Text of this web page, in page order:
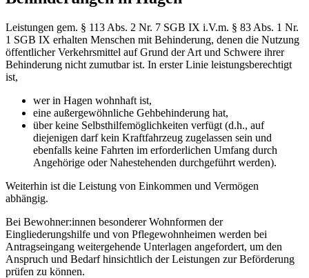
Leistungen gem. § 113 Abs. 2 Nr. 7 SGB IX i.V.m. § 83 Abs. 1 Nr.
1 SGB IX erhalten Menschen mit Behinderung, denen die Nutzung
öffentlicher Verkehrsmittel auf Grund der Art und Schwere ihrer
Behinderung nicht zumutbar ist. In erster Linie leistungsberechtigt
ist,
wer in Hagen wohnhaft ist,
eine außergewöhnliche Gehbehinderung hat,
über keine Selbsthilfemöglichkeiten verfügt (d.h., auf
diejenigen darf kein Kraftfahrzeug zugelassen sein und
ebenfalls keine Fahrten im erforderlichen Umfang durch
Angehörige oder Nahestehenden durchgeführt werden).
Weiterhin ist die Leistung von Einkommen und Vermögen
abhängig.
Bei Bewohner:innen besonderer Wohnformen der
Eingliederungshilfe und von Pflegewohnheimen werden bei
Antragseingang weitergehende Unterlagen angefordert, um den
Anspruch und Bedarf hinsichtlich der Leistungen zur Beförderung
prüfen zu können.